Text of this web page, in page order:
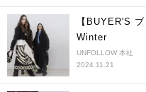
【BUYER'S
Winter
UNFOLLOW 本社
2024.11.21